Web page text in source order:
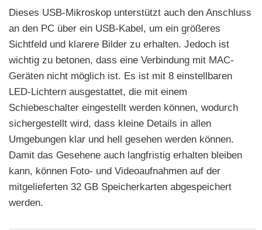
Dieses USB-Mikroskop unterstützt auch den Anschluss
an den PC über ein USB-Kabel, um ein größeres
Sichtfeld und klarere Bilder zu erhalten. Jedoch ist
wichtig zu betonen, dass eine Verbindung mit MAC-
Geräten nicht möglich ist. Es ist mit 8 einstellbaren
LED-Lichtern ausgestattet, die mit einem
Schiebeschalter eingestellt werden können, wodurch
sichergestellt wird, dass kleine Details in allen
Umgebungen klar und hell gesehen werden können.
Damit das Gesehene auch langfristig erhalten bleiben
kann, können Foto- und Videoaufnahmen auf der
mitgelieferten 32 GB Speicherkarten abgespeichert
werden.